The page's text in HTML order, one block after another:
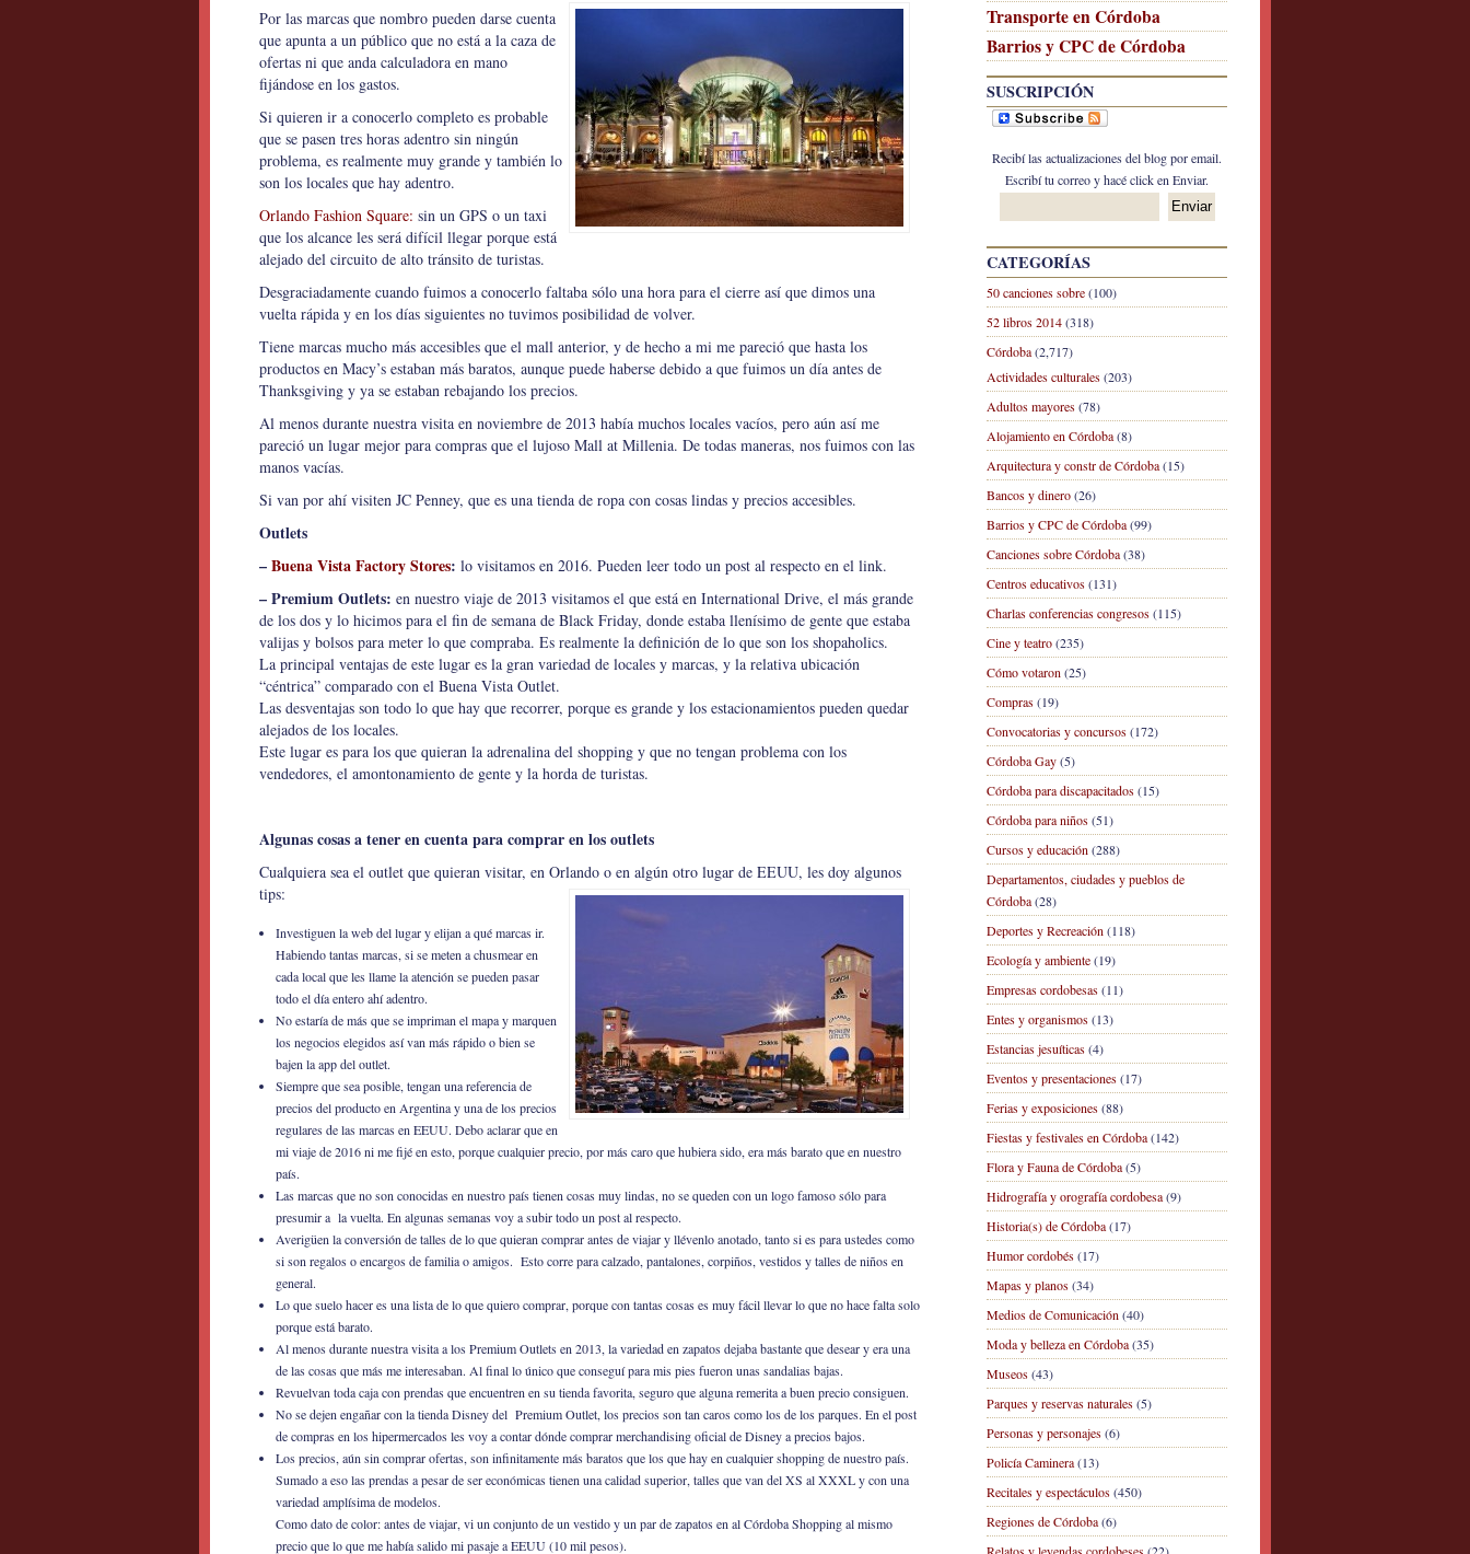
Transporte en Córdoba
Barrios y CPC de Córdoba
SUSCRIPCIÓN
Recibí las actualizaciones del blog por email.
Escribí tu correo y hacé click en Enviar.
CATEGORÍAS
50 canciones sobre(100)
52 libros 2014(318)
Córdoba(2,717)
Actividades culturales(203)
Adultos mayores(78)
Alojamiento en Córdoba(8)
Arquitectura y constr de Córdoba(15)
Bancos y dinero(26)
Barrios y CPC de Córdoba(99)
Canciones sobre Córdoba(38)
Centros educativos(131)
Charlas conferencias congresos(115)
Cine y teatro(235)
Cómo votaron (25)
Compras(19)
Convocatorias y concursos(172)
Córdoba Gay(5)
Córdoba para discapacitados(15)
Córdoba para niños(51)
Cursos y educación (288)
Departamentos, ciudades y pueblos de
Córdoba(28)
Deportes y Recreación (118)
Ecología y ambiente(19)
Empresas cordobesas(11)
Entes y organismos(13)
Estancias jesuíticas(4)
Eventos y presentaciones(17)
Ferias y exposiciones(88)
Fiestas y festivales en Córdoba(142)
Flora y Fauna de Córdoba(5)
Hidrografía y orografía cordobesa(9)
Historia(s) de Córdoba(17)
Humor cordobés(17)
Mapas y planos(34)
Medios de Comunicación (40)
Moda y belleza en Córdoba(35)
Museos(43)
Parques y reservas naturales(5)
Personas y personajes(6)
Policía Caminera(13)
Recitales y espectáculos(450)
Regiones de Córdoba(6)
Por las marcas que nombro pueden darse cuenta
que apunta a un público que no está a la caza de
ofertas ni que anda calculadora en mano
fijándose en los gastos.
Si quieren ir a conocerlo completo es probable
que se pasen tres horas adentro sin ningún
problema, es realmente muy grande y también lo
son los locales que hay adentro.
Orlando Fashion Square: sin un GPS o un taxi
que los alcance les será difícil llegar porque está
alejado del circuito de alto tránsito de turistas.
Desgraciadamente cuando fuimos a conocerlo faltaba sólo una hora para el cierre así que dimos una
vuelta rápida y en los días siguientes no tuvimos posibilidad de volver.
Tiene marcas mucho más accesibles que el mall anterior, y de hecho a mi me pareció que hasta los
productos en Macy’s estaban más baratos, aunque puede haberse debido a que fuimos un día antes de
Thanksgiving y ya se estaban rebajando los precios.
Al menos durante nuestra visita en noviembre de 2013 había muchos locales vacíos, pero aún así me
pareció un lugar mejor para compras que el lujoso Mall at Millenia. De todas maneras, nos fuimos con las
manos vacías.
Si van por ahí visiten JC Penney, que es una tienda de ropa con cosas lindas y precios accesibles.
Outlets
–Buena Vista Factory Stores: lo visitamos en 2016. Pueden leer todo un post al respecto en el link.
– Premium Outlets: en nuestro viaje de 2013 visitamos el que está en International Drive, el más grande
de los dos y lo hicimos para el fin de semana de Black Friday, donde estaba llenísimo de gente que estaba
valijas y bolsos para meter lo que compraba. Es realmente la definición de lo que son los shopaholics.
La principal ventajas de este lugar es la gran variedad de locales y marcas, y la relativa ubicación
“céntrica” comparado con el Buena Vista Outlet.
Las desventajas son todo lo que hay que recorrer, porque es grande y los estacionamientos pueden quedar
alejados de los locales.
Este lugar es para los que quieran la adrenalina del shopping y que no tengan problema con los
vendedores, el amontonamiento de gente y la horda de turistas.
Algunas cosas a tener en cuenta para comprar en los outlets
Cualquiera sea el outlet que quieran visitar, en Orlando o en algún otro lugar de EEUU, les doy algunos
tips:
Investiguen la web del lugar y elijan a qué marcas ir.
Habiendo tantas marcas, si se meten a chusmear en
cada local que les llame la atención se pueden pasar
todo el día entero ahí adentro.
No estaría de más que se impriman el mapa y marquen
los negocios elegidos así van más rápido o bien se
bajen la app del outlet.
Siempre que sea posible, tengan una referencia de
precios del producto en Argentina y una de los precios
regulares de las marcas en EEUU. Debo aclarar que en
mi viaje de 2016 ni me fijé en esto, porque cualquier precio, por más caro que hubiera sido, era más barato que en nuestro
país.
Las marcas que no son conocidas en nuestro país tienen cosas muy lindas, no se queden con un logo famoso sólo para
presumir a la vuelta. En algunas semanas voy a subir todo un post al respecto.
Averigüen la conversión de talles de lo que quieran comprar antes de viajar y llévenlo anotado, tanto si es para ustedes como
si son regalos o encargos de familia o amigos. Esto corre para calzado, pantalones, corpiños, vestidos y talles de niños en
general.
Lo que suelo hacer es una lista de lo que quiero comprar, porque con tantas cosas es muy fácil llevar lo que no hace falta solo
porque está barato.
Al menos durante nuestra visita a los Premium Outlets en 2013, la variedad en zapatos dejaba bastante que desear y era una
de las cosas que más me interesaban. Al final lo único que conseguí para mis pies fueron unas sandalias bajas.
Revuelvan toda caja con prendas que encuentren en su tienda favorita, seguro que alguna remerita a buen precio consiguen.
No se dejen engañar con la tienda Disney del Premium Outlet, los precios son tan caros como los de los parques. En el post
de compras en los hipermercados les voy a contar dónde comprar merchandising oficial de Disney a precios bajos.
Los precios, aún sin comprar ofertas, son infinitamente más baratos que los que hay en cualquier shopping de nuestro país.
Sumado a eso las prendas a pesar de ser económicas tienen una calidad superior, talles que van del XS al XXXL y con una
variedad amplísima de modelos.
Como dato de color: antes de viajar, vi un conjunto de un vestido y un par de zapatos en al Córdoba Shopping al mismo
precio que lo que me había salido mi pasaje a EEUU (10 mil pesos).